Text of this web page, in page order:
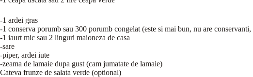
-1 ardei gras
-1 conserva porumb sau 300 porumb congelat (este si mai bun, nu are
-1 iaurt mic sau 2 linguri maioneza de casa
-sare
-piper, ardei iute
-zeama de lamaie dupa gust (cam jumatate de lamaie)
Cateva frunze de salata verde (optional)